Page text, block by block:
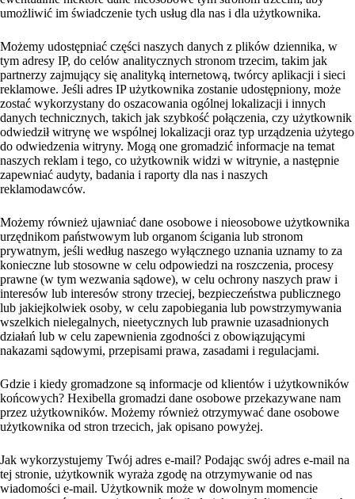
umożliwić im świadczenie tych usług dla nas i dla użytkownika.
Możemy udostępniać części naszych danych z plików dziennika, w
tym adresy IP, do celów analitycznych stronom trzecim, takim jak
partnerzy zajmujący się analityką internetową, twórcy aplikacji i sieci
reklamowe. Jeśli adres IP użytkownika zostanie udostępniony, może
zostać wykorzystany do oszacowania ogólnej lokalizacji i innych
danych technicznych, takich jak szybkość połączenia, czy użytkownik
odwiedził witrynę we wspólnej lokalizacji oraz typ urządzenia użytego
do odwiedzenia witryny. Mogą one gromadzić informacje na temat
naszych reklam i tego, co użytkownik widzi w witrynie, a następnie
zapewniać audyty, badania i raporty dla nas i naszych
reklamodawców.
Możemy również ujawniać dane osobowe i nieosobowe użytkownika
urzędnikom państwowym lub organom ścigania lub stronom
prywatnym, jeśli według naszego wyłącznego uznania uznamy to za
konieczne lub stosowne w celu odpowiedzi na roszczenia, procesy
prawne (w tym wezwania sądowe), w celu ochrony naszych praw i
interesów lub interesów strony trzeciej, bezpieczeństwa publicznego
lub jakiejkolwiek osoby, w celu zapobiegania lub powstrzymywania
wszelkich nielegalnych, nieetycznych lub prawnie uzasadnionych
działań lub w celu zapewnienia zgodności z obowiązującymi
nakazami sądowymi, przepisami prawa, zasadami i regulacjami.
Gdzie i kiedy gromadzone są informacje od klientów i użytkowników
końcowych? Hexibella gromadzi dane osobowe przekazywane nam
przez użytkowników. Możemy również otrzymywać dane osobowe
użytkownika od stron trzecich, jak opisano powyżej.
Jak wykorzystujemy Twój adres e-mail? Podając swój adres e-mail na
tej stronie, użytkownik wyraża zgodę na otrzymywanie od nas
wiadomości e-mail. Użytkownik może w dowolnym momencie